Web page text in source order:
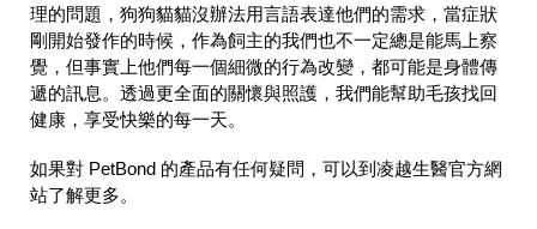
理的問題，狗狗貓貓沒辦法用言語表達他們的需求，當症狀
剛開始發作的時候，作為飼主的我們也不一定總是能馬上察
覺，但事實上他們每一個細微的行為改變，都可能是身體傳
遞的訊息。透過更全面的關懷與照護，我們能幫助毛孩找回
健康，享受快樂的每一天。
如果對 PetBond 的產品有任何疑問，可以到凌越生醫官方網
站了解更多。